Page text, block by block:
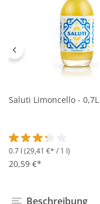
Saluti Limoncello -
Durchschnittliche
0.7 l (29,41 €* / 1 l)
20,59 €*
Beschreibung